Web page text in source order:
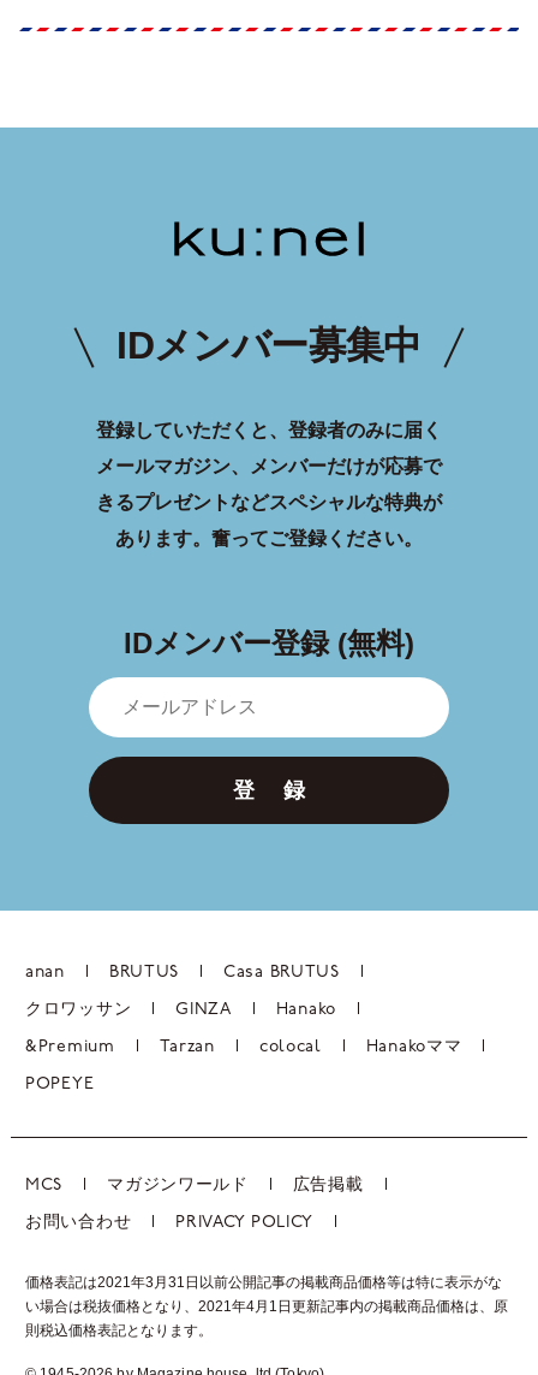
IDメンバー募集中
登録していただくと、登録者のみに届く
メールマガジン、メンバーだけが応募で
きるプレゼントなどスペシャルな特典が
あります。 奮ってご登録ください。
IDメンバー登録 (無料)
登 録
anan BRUTUS Casa BRUTUS
クロワッサン GINZA Hanako
&Premium Tarzan colocal Hanakoママ
POPEYE
MCS マガジンワールド 広告掲載
お問い合わせ PRIVACY POLICY
価格表記は2021年3月31日以前公開記事の掲載商品価格等は特に表示がな
い場合は税抜価格となり、2021年4月1日更新記事内の掲載商品価格は、 原
則税込価格表記となります。